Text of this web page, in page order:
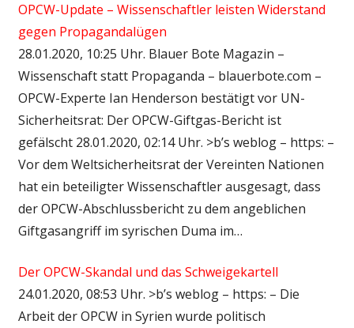
OPCW-Update – Wissenschaftler leisten Widerstand
gegen Propagandalügen
28.01.2020, 10:25 Uhr. Blauer Bote Magazin –
Wissenschaft statt Propaganda – blauerbote.com –
OPCW-Experte Ian Henderson bestätigt vor UN-
Sicherheitsrat: Der OPCW-Giftgas-Bericht ist
gefälscht 28.01.2020, 02:14 Uhr. >b’s weblog – https: –
Vor dem Weltsicherheitsrat der Vereinten Nationen
hat ein beteiligter Wissenschaftler ausgesagt, dass
der OPCW-Abschlussbericht zu dem angeblichen
Giftgasangriff im syrischen Duma im…
Der OPCW-Skandal und das Schweigekartell
24.01.2020, 08:53 Uhr. >b’s weblog – https: – Die
Arbeit der OPCW in Syrien wurde politisch